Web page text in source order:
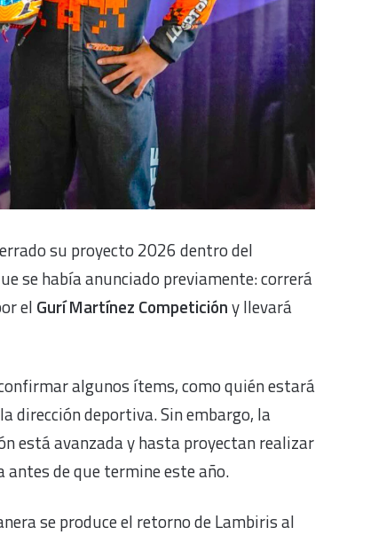
su proyecto 2026 dentro del
se había anunciado previamente: correrá
el Gurí Martínez Competicióny llevará
algunos ítems, como quién estará
dirección deportiva. Sin embargo, la
está avanzada y hasta proyectan realizar
antes de que termine este año.
se produce el retorno de Lambiris al